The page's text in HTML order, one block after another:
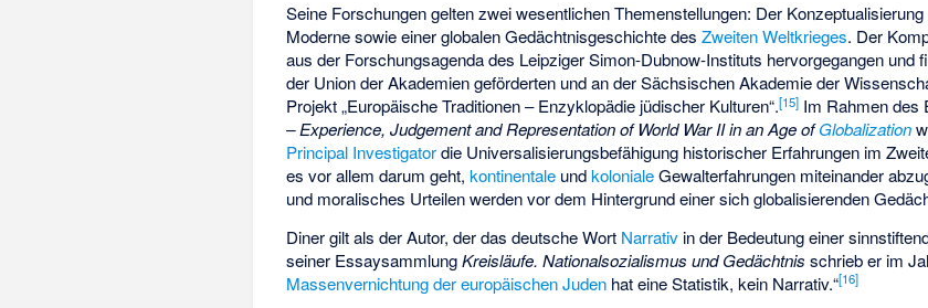
Seine Forschungen gelten zwei wesentlichen Themenstellungen: Der
Moderne sowie einer globalen Gedächtnisgeschichte desZweiten Weltkrieges. Der
aus der Forschungsagenda des Leipziger Simon-Dubnow-Instituts hervorgegangen und
der Union der Akademien geförderten und an der Sächsischen Akademie der
Projekt „Europäische Traditionen – Enzyklopädie jüdischer Kulturen“.[15] Im Rahmen
– Experience, Judgement and Representation of World War II in an Age ofGlobalization
Principal Investigatordie Universalisierungsbefähigung historischer Erfahrungen im
es vor allem darum geht,kontinentale undkolonialeGewalterfahrungen miteinander
und moralisches Urteilen werden vor dem Hintergrund einer sich globalisierenden
Diner gilt als der Autor, der das deutsche Wort Narrativ in der Bedeutung einer
seiner EssaysammlungKreisläufe. Nationalsozialismus und Gedächtnis schrieb er im
Massenvernichtung der europäischen Juden hat eine Statistik, kein Narrativ.“[16]